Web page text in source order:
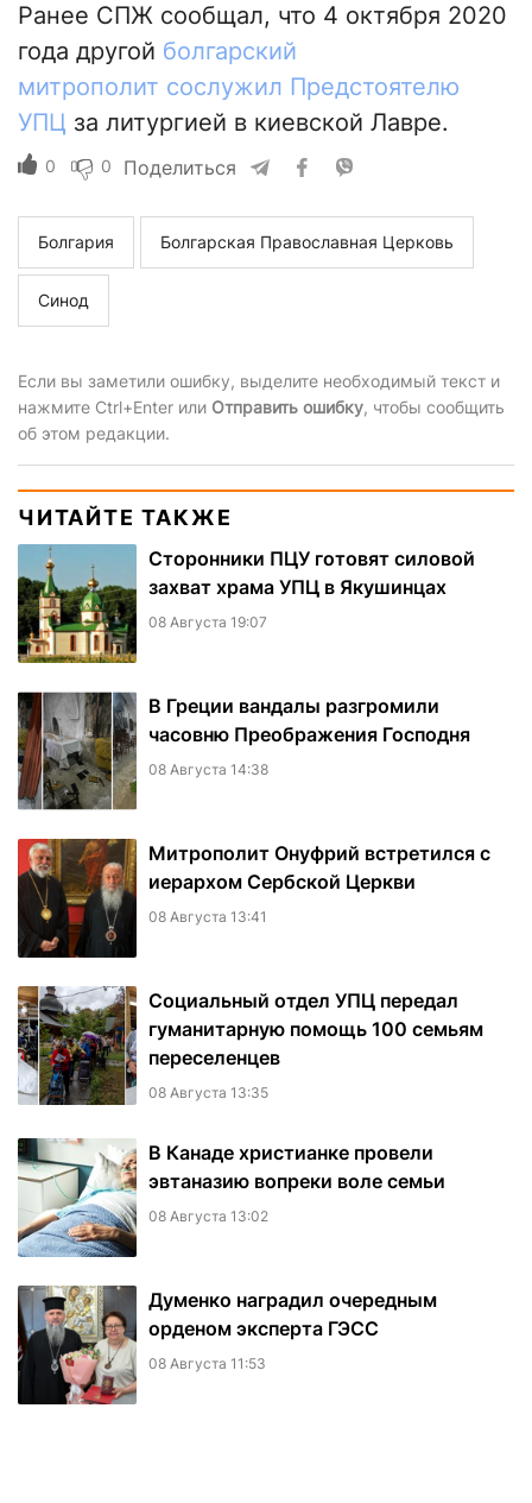
Ранее СПЖ сообщал, что 4 октября 2020
года другой болгарский
митрополит сослужил Предстоятелю
УПЦ за литургией в киевской Лавре.
0 0 Поделиться
Болгария Болгарская Православная Церковь
Cинод
Если вы заметили ошибку, выделите необходимый текст и
нажмите Ctrl+Enter или Отправить ошибку, чтобы сообщить
об этом редакции.
ЧИТАЙТЕ ТАКЖЕ
Сторонники ПЦУ готовят силовой
захват храма УПЦ в Якушинцах
08 Августа 19:07
В Греции вандалы разгромили
часовню Преображения Господня
08 Августа 14:38
Митрополит Онуфрий встретился с
иерархом Сербской Церкви
08 Августа 13:41
Социальный отдел УПЦ передал
гуманитарную помощь 100 семьям
переселенцев
08 Августа 13:35
В Канаде христианке провели
эвтаназию вопреки воле семьи
08 Августа 13:02
Думенко наградил очередным
орденом эксперта ГЭСС
08 Августа 11:53